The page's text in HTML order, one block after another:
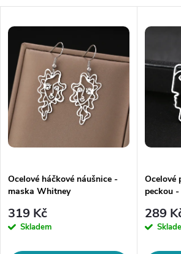
Ocelové háčkové náušnice -
maska Whitney
319 Kč
Skladem
Ocelové
peckou
289